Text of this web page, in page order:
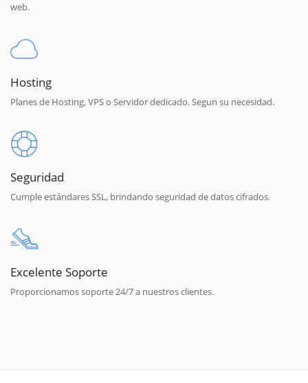
web.
Hosting
Planes de Hosting, VPS o Servidor dedicado. Segun su necesidad.
Seguridad
Cumple estándares SSL, brindando seguridad de datos cifrados.
Excelente Soporte
Proporcionamos soporte 24/7 a nuestros clientes.